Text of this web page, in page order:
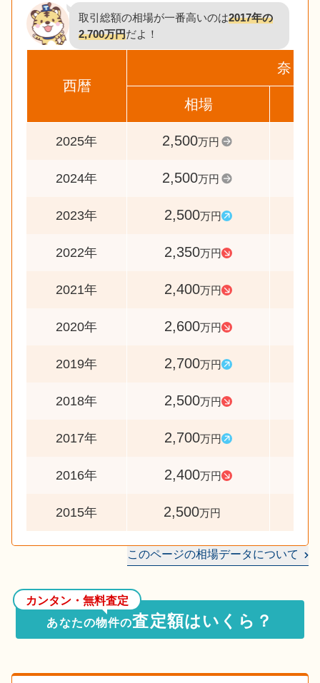
取引総額の相場が一番高いのは2017年の
2,700万円だよ！
西暦
奈良市
相場
2025年 2,500万円
2024年 2,500万円
2023年 2,500万円
2022年 2,350万円
2021年 2,400万円
2020年 2,600万円
2019年 2,700万円
2018年 2,500万円
2017年 2,700万円
2016年 2,400万円
2015年 2,500万円
このページの相場データについて
カンタン・無料査定
あなたの物件の査定額はいくら？